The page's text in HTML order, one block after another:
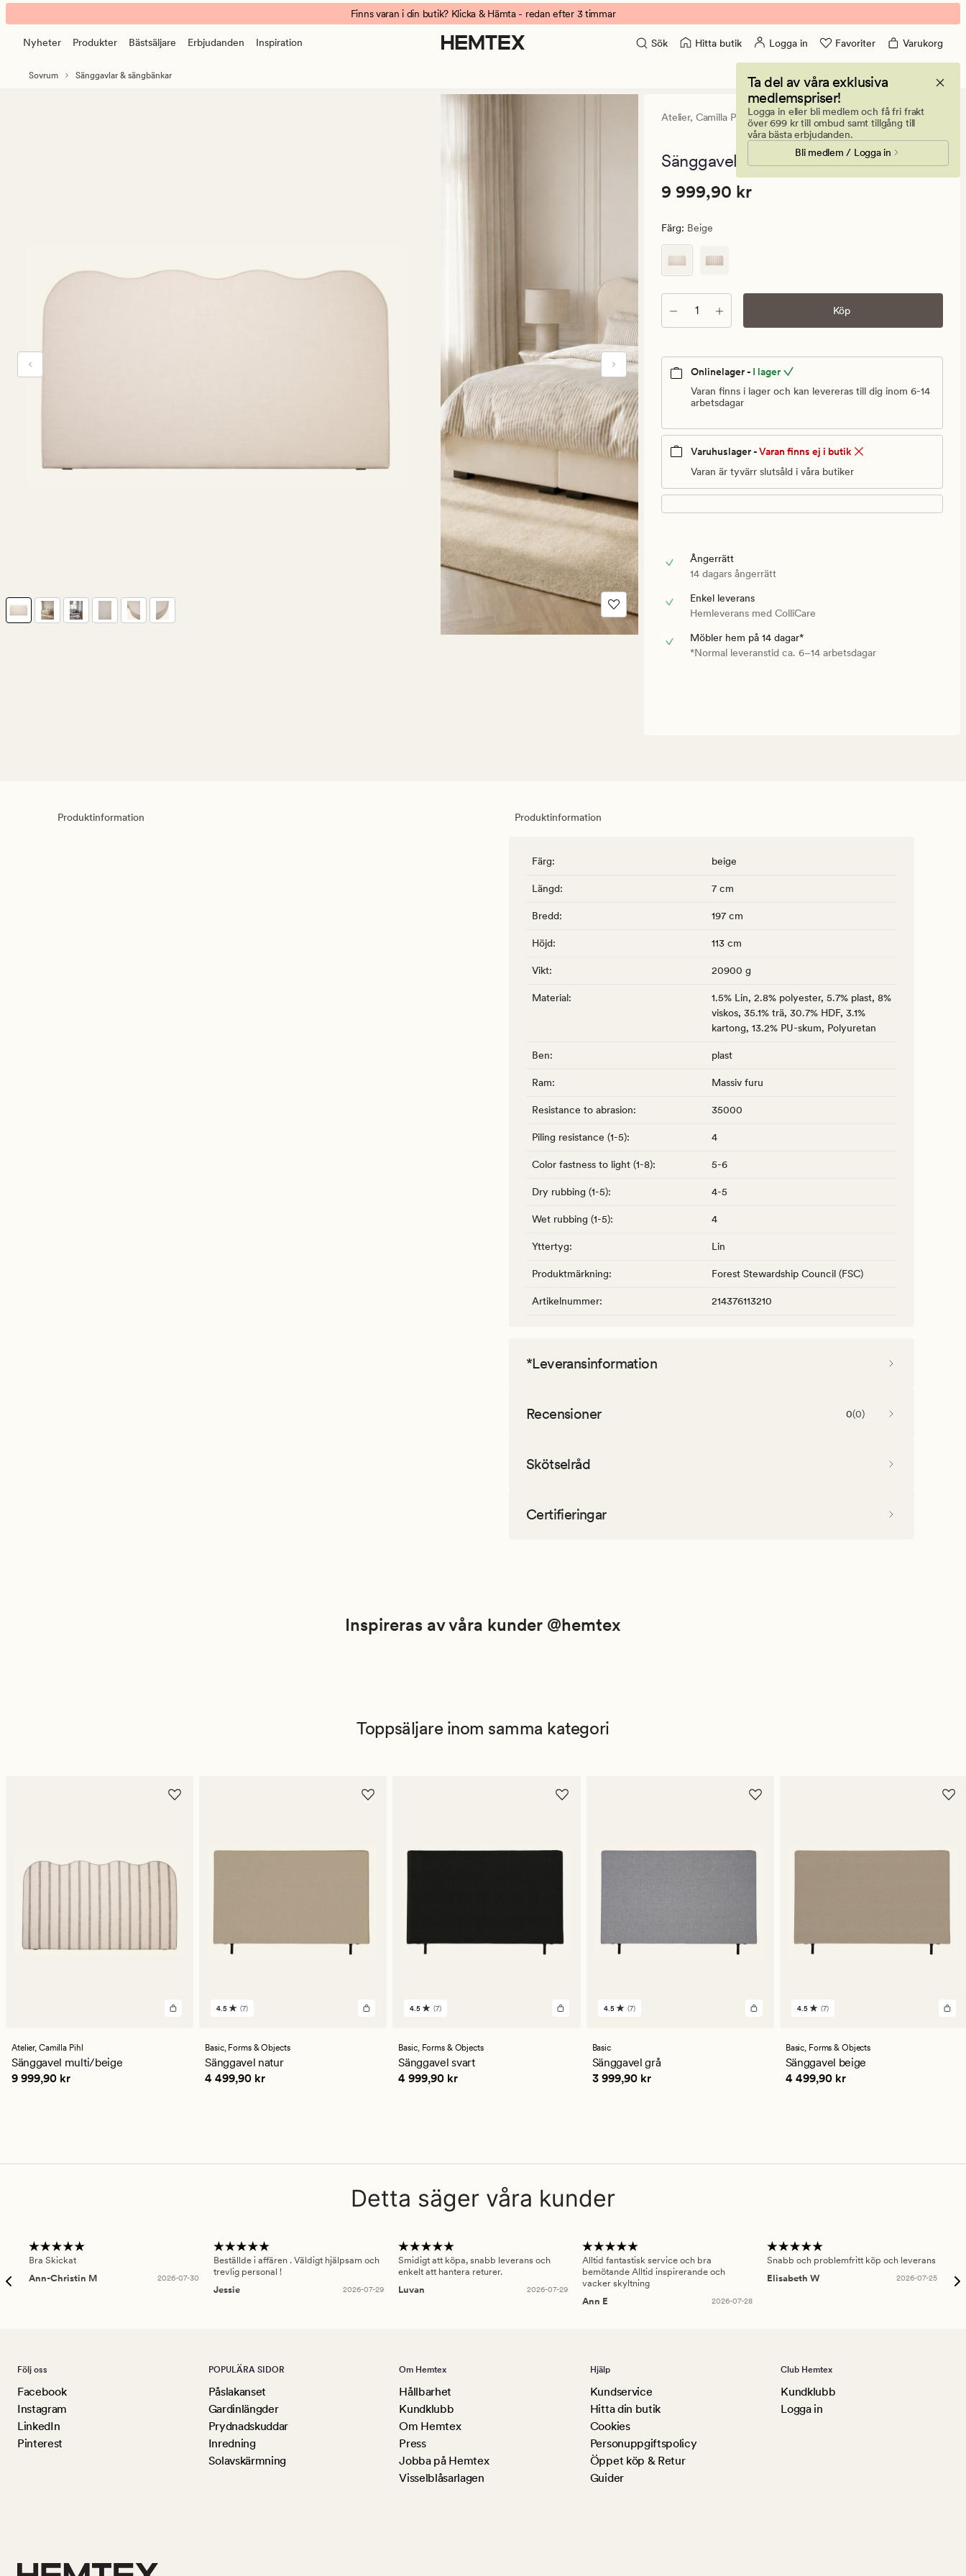
Atelier
sänggavel
beige
banner.
Klicka
ESCAPE
Finns varan i din butik? Klicka & Hämta - redan efter 3 timmar
Nyheter Produkter Bästsäljare Erbjudanden Inspiration Sök Hitta butik Logga in Favoriter Varukorg
Ta del av våra exklusiva
medlemspriser!
Logga in eller bli medlem och få fri frakt
över 699 kr till ombud samt tillgång till
våra bästa erbjudanden.
Bli medlem / Logga in
Sovrum Sänggavlar & sängbänkar
Atelier, Camilla Pihl
0
med
betyg
0
Sänggavel beige - 197x7x113 cm
Pris
999,90
Ordinarie
pris
9
999,90
kr
Pris 9 999,90 kr
9 999,90 kr
Färg: Beige
Antal Köp
Onlinelager - I lager
Varan finns i lager och kan levereras till dig inom 6-14
arbetsdagar
Varuhuslager -Varan finns ej i butik
Varan är tyvärr slutsåld i våra butiker
Ångerrätt
14 dagars ångerrätt
Enkel leverans
Hemleverans med ColliCare
Möbler hem på 14 dagar*
*Normal leveranstid ca. 6–14 arbetsdagar
Produktinformation Produktinformation
Färg: beige
Längd: 7 cm
Bredd: 197 cm
Höjd: 113 cm
Vikt: 20900 g
Material:
1.5% Lin, 2.8% polyester, 5.7% plast, 8%
viskos, 35.1% trä, 30.7% HDF, 3.1%
kartong, 13.2% PU-skum, Polyuretan
Ben: plast
Ram: Massiv furu
Resistance to abrasion: 35000
Piling resistance (1-5): 4
Color fastness to light (1-8): 5-6
Dry rubbing (1-5): 4-5
Wet rubbing (1-5): 4
Yttertyg: Lin
Produktmärkning: Forest Stewardship Council (FSC)
Artikelnummer: 214376113210
*Leveransinformation
Recensioner 0(0)
Skötselråd
Certifieringar
Inspireras av våra kunder @hemtex
Toppsäljare inom samma kategori
Atelier, Camilla Pihl
Sänggavel multi/beige
Pris 9 999,90 kr
9 999,90 kr
7
ett
genomsnittligt
betyg
på
4.5 (7)
Basic, Forms & Objects
Sänggavel natur
Pris 4 499,90 kr
4 499,90 kr
7
ett
genomsnittligt
betyg
på
4.5 (7)
Basic, Forms & Objects
Sänggavel svart
Pris 4 999,90 kr
4 999,90 kr
7
ett
genomsnittligt
betyg
på
4.5 (7)
Basic
Sänggavel grå
Pris 3 999,90 kr
3 999,90 kr
7
ett
genomsnittligt
betyg
på
4.5 (7)
Basic, Forms & Objects
Sänggavel beige
Pris 4 499,90 kr
4 499,90 kr
Detta säger våra kunder
Bra Skickat
Ann-Christin M
2026-07-30
Beställde i affären . Väldigt hjälpsam och
trevlig personal !
Jessie
2026-07-29
Smidigt att köpa, snabb leverans och
enkelt att hantera returer.
Luvan
2026-07-29
Alltid fantastisk service och bra
bemötande Alltid inspirerande och
vacker skyltning
Ann E
2026-07-28
Snabb och problemfritt köp och leverans
Elisabeth W
2026-07-25
Följ oss
Facebook
Instagram
LinkedIn
Pinterest
POPULÄRA SIDOR
Påslakanset
Gardinlängder
Prydnadskuddar
Inredning
Solavskärmning
Om Hemtex
Hållbarhet
Kundklubb
Om Hemtex
Press
Jobba på Hemtex
Visselblåsarlagen
Hjälp
Kundservice
Hitta din butik
Cookies
Personuppgiftspolicy
Öppet köp & Retur
Guider
Club Hemtex
Kundklubb
Logga in